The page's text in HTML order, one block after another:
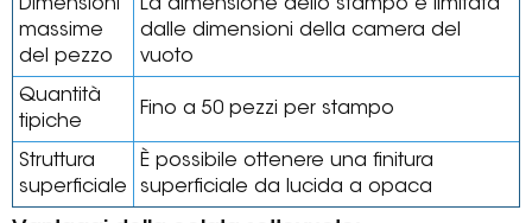
Dimensioni
massime
del pezzo
La dimensione dello stampo è limitata
dalle dimensioni della camera del
vuoto
Quantità
tipiche
Fino a 50 pezzi per stampo
Struttura
superficiale
È possibile ottenere una finitura
superficiale da lucida a opaca